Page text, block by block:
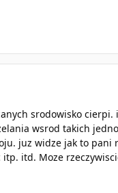
srodowisko
wsrod takich
juz widze jak to
itd. Moze